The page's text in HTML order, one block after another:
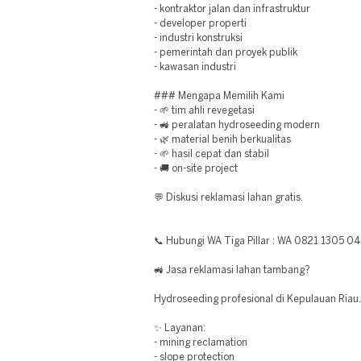
- kontraktor jalan dan infrastruktur
- developer properti
- industri konstruksi
- pemerintah dan proyek publik
- kawasan industri
### Mengapa Memilih Kami
- 🌱 tim ahli revegetasi
- 🚜 peralatan hydroseeding modern
- 🌿 material benih berkualitas
- 🌱 hasil cepat dan stabil
- 🚚 on-site project
💬 Diskusi reklamasi lahan gratis.
📞 Hubungi WA Tiga Pillar : WA 0821 1305
🚜 Jasa reklamasi lahan tambang?
Hydroseeding profesional di Kepulauan Riau.
✨ Layanan:
- mining reclamation
- slope protection